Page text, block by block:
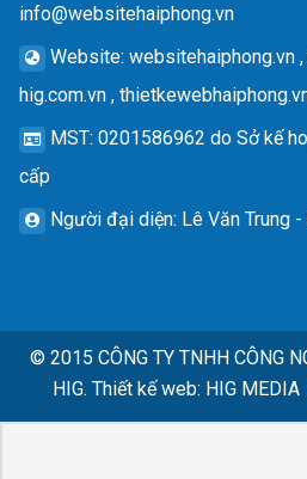
info@websitehaiphong.vn
Website: websitehaiphong.vn
hig.com.vn ,
MST: 0201586962 do Sở kế
cấp
Người đại diện: Lê Văn Trung
© 2015 CÔNG TY TNHH CÔNG
HIG. Thiết kế web: HIG MEDIA